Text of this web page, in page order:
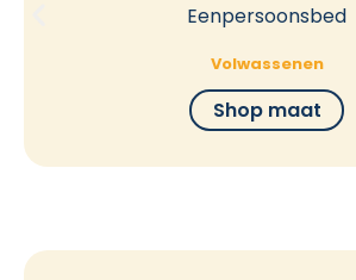
Eenpersoonsbed
Volwassenen
Shop maat